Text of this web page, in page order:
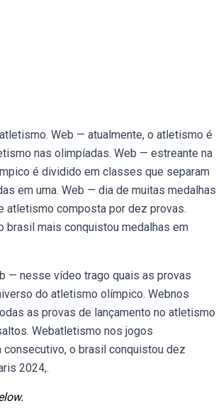
Web — atualmente, o atletismo é
nas olimpíadas. Web — estreante na
é dividido em classes que separam
em uma. Web — dia de muitas medalhas
atletismo composta por dez provas.
brasil mais conquistou medalhas em
— nesse vídeo trago quais as provas
do atletismo olímpico. Webnos
as provas de lançamento no atletismo
Webatletismo nos jogos
o brasil conquistou dez
2024,.